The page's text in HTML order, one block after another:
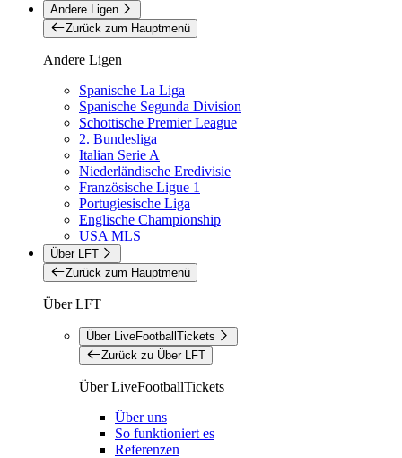
Andere Ligen
Zurück zum Hauptmenü
Andere Ligen
Spanische La Liga
Spanische Segunda Division
Schottische Premier League
2. Bundesliga
Italian Serie A
Niederländische Eredivisie
Französische Ligue 1
Portugiesische Liga
Englische Championship
USA MLS
Über LFT
Zurück zum Hauptmenü
Über LFT
Über LiveFootballTickets
Zurück zu Über LFT
Über LiveFootballTickets
Über uns
So funktioniert es
Referenzen